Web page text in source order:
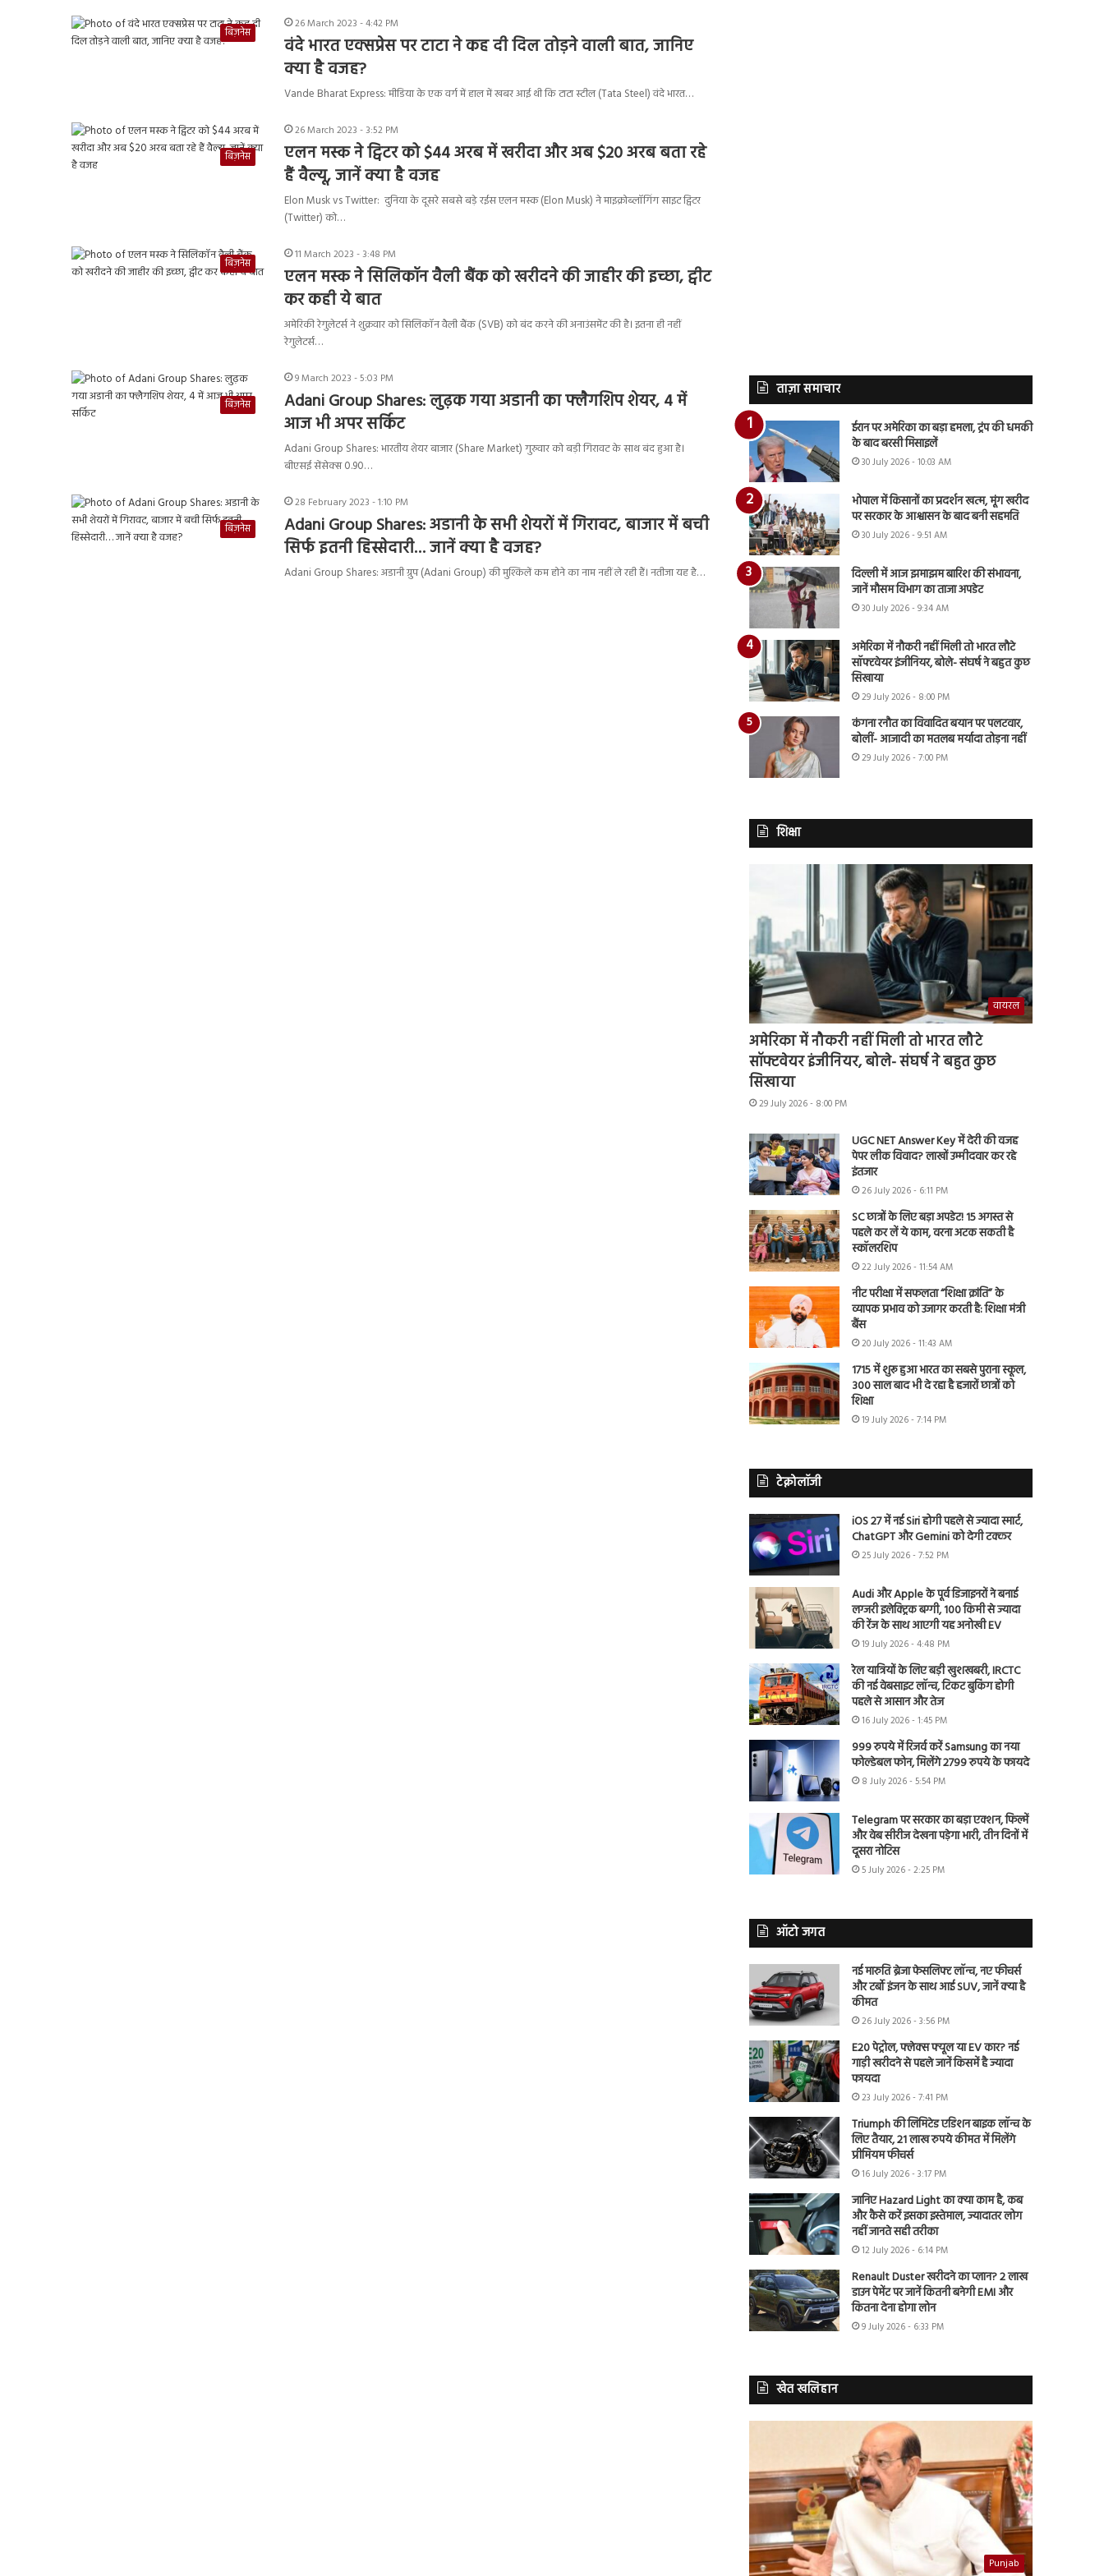
बिज़नेस
26 March 2023 - 4:42 PM
वंदे भारत एक्सप्रेस पर टाटा ने कह दी दिल तोड़ने वाली बात,जानिए
क्या है वजह?
Vande Bharat Express: मीडिया के एक वर्ग में हाल में खबर आई थी कि टाटा स्टील (Tata Steel) वंदे भारत…
बिज़नेस
26 March 2023 - 3:52 PM
एलन मस्क ने ट्विटर को $44 अरब में खरीदा और अब $20 अरब बता रहे
हैं वैल्यू, जानें क्या है वजह
Elon Musk vs Twitter: दुनिया के दूसरे सबसे बड़े रईस एलन मस्क (Elon Musk) ने माइक्रोब्लॉगिंग साइट ट्विटर
(Twitter) को…
बिज़नेस
11 March 2023 - 3:48 PM
एलन मस्क ने सिलिकॉन वैली बैंक को खरीदने की जाहीर की इच्छा, ट्वीट
कर कही ये बात
अमेरिकी रेगुलेटर्स ने शुक्रवार को सिलिकॉन वैली बैंक (SVB) को बंद करने की अनाउंसमेंट की है। इतना ही नहीं
रेगुलेटर्स…
बिज़नेस
9 March 2023 - 5:03 PM
Adani Group Shares:लुढ़क गया अडानी का फ्लैगशिप शेयर,4 में
आज भी अपर सर्किट
Adani Group Shares: भारतीय शेयर बाजार (Share Market) गुरुवार को बड़ी गिरावट के साथ बंद हुआ है।
बीएसई सेंसेक्स 0.90…
बिज़नेस
28 February 2023 - 1:10 PM
Adani Group Shares: अडानी के सभी शेयरों में गिरावट, बाजार में बची
सिर्फ इतनी हिस्सेदारी… जानें क्या है वजह?
Adani Group Shares: अडानी ग्रुप (Adani Group) की मुश्किलें कम होने का नाम नहीं ले रही हैं। नतीजा यह है…
ताज़ा समाचार
ईरान पर अमेरिका का बड़ा हमला, ट्रंप की धमकी
के बाद बरसी मिसाइलें
30 July 2026 - 10:03 AM
भोपाल में किसानों का प्रदर्शन खत्म, मूंग खरीद
पर सरकार के आश्वासन के बाद बनी सहमति
30 July 2026 - 9:51 AM
दिल्ली में आज झमाझम बारिश की संभावना,
जानें मौसम विभाग का ताजा अपडेट
30 July 2026 - 9:34 AM
अमेरिका में नौकरी नहीं मिली तो भारत लौटे
सॉफ्टवेयर इंजीनियर, बोले- संघर्ष ने बहुत कुछ
सिखाया
29 July 2026 - 8:00 PM
कंगना रनौत का विवादित बयान पर पलटवार,
बोलीं- आजादी का मतलब मर्यादा तोड़ना नहीं
29 July 2026 - 7:00 PM
शिक्षा
वायरल
अमेरिका में नौकरी नहीं मिली तो भारत लौटे
सॉफ्टवेयर इंजीनियर, बोले- संघर्ष ने बहुत कुछ
सिखाया
29 July 2026 - 8:00 PM
UGC NET Answer Key में देरी की वजह
पेपर लीक विवाद? लाखों उम्मीदवार कर रहे
इंतजार
26 July 2026 - 6:11 PM
SC छात्रों के लिए बड़ा अपडेट! 15 अगस्त से
पहले कर लें ये काम, वरना अटक सकती है
स्कॉलरशिप
22 July 2026 - 11:54 AM
नीट परीक्षा में सफलता “शिक्षा क्रांति” के
व्यापक प्रभाव को उजागर करती है: शिक्षा मंत्री
बैंस
20 July 2026 - 11:43 AM
1715 में शुरू हुआ भारत का सबसे पुराना स्कूल,
300 साल बाद भी दे रहा है हजारों छात्रों को
शिक्षा
19 July 2026 - 7:14 PM
टेक्नोलॉजी
iOS 27 में नई Siri होगी पहले से ज्यादा स्मार्ट,
ChatGPT और Gemini को देगी टक्कर
25 July 2026 - 7:52 PM
Audi और Apple के पूर्व डिजाइनरों ने बनाई
लग्जरी इलेक्ट्रिक बग्गी, 100 किमी से ज्यादा
की रेंज के साथ आएगी यह अनोखी EV
19 July 2026 - 4:48 PM
रेल यात्रियों के लिए बड़ी खुशखबरी, IRCTC
की नई वेबसाइट लॉन्च, टिकट बुकिंग होगी
पहले से आसान और तेज
16 July 2026 - 1:45 PM
999 रुपये में रिजर्व करें Samsung का नया
फोल्डेबल फोन, मिलेंगे 2799 रुपये के फायदे
8 July 2026 - 5:54 PM
Telegram पर सरकार का बड़ा एक्शन, फिल्में
और वेब सीरीज देखना पड़ेगा भारी, तीन दिनों में
दूसरा नोटिस
5 July 2026 - 2:25 PM
ऑटो जगत
नई मारुति ब्रेजा फेसलिफ्ट लॉन्च, नए फीचर्स
और टर्बो इंजन के साथ आई SUV, जानें क्या है
कीमत
26 July 2026 - 3:56 PM
E20 पेट्रोल, फ्लेक्स फ्यूल या EV कार? नई
गाड़ी खरीदने से पहले जानें किसमें है ज्यादा
फायदा
23 July 2026 - 7:41 PM
Triumph की लिमिटेड एडिशन बाइक लॉन्च के
लिए तैयार, 21 लाख रुपये कीमत में मिलेंगे
प्रीमियम फीचर्स
16 July 2026 - 3:17 PM
जानिए Hazard Light का क्या काम है, कब
और कैसे करें इसका इस्तेमाल, ज्यादातर लोग
नहीं जानते सही तरीका
12 July 2026 - 6:14 PM
Renault Duster खरीदने का प्लान? 2 लाख
डाउन पेमेंट पर जानें कितनी बनेगी EMI और
कितना देना होगा लोन
9 July 2026 - 6:33 PM
खेत खलिहान
Punjab